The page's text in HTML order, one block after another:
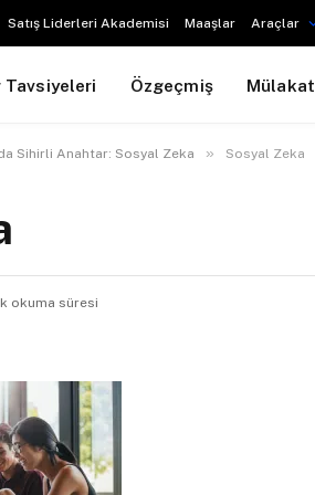
Satış Liderleri Akademisi Maaşlar Araçlar
Tavsiyeleri Özgeçmiş Mülakat
Sihirli Anahtar: Sosyal Zeka » Sosyal Zeka
okuma süresi